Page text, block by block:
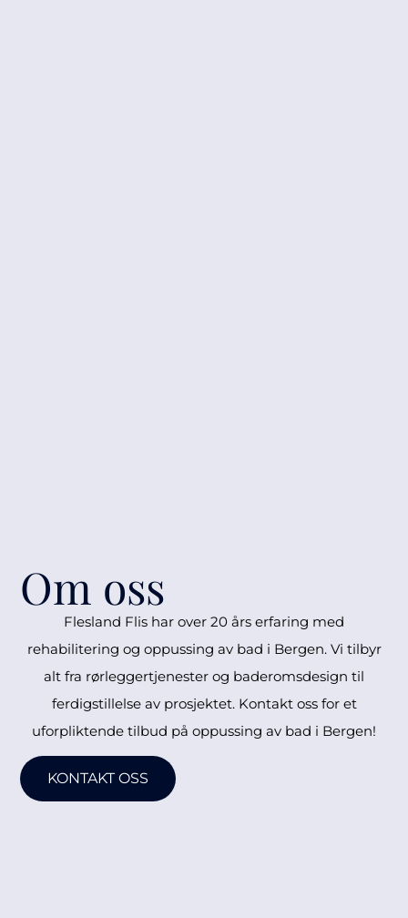
Om oss
Flesland Flis har over 20 års erfaring med
rehabilitering og oppussing av bad i Bergen. Vi tilbyr
alt fra rørleggertjenester og baderomsdesign til
ferdigstillelse av prosjektet. Kontakt oss for et
uforpliktende tilbud på oppussing av bad i Bergen!
KONTAKT OSS